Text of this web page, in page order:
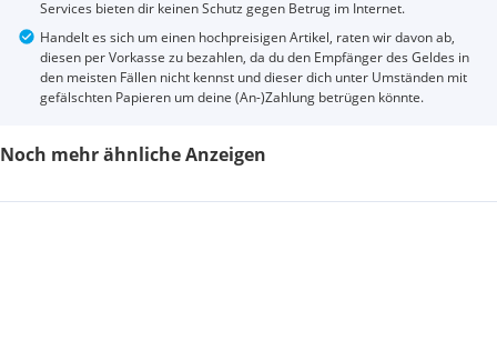
Services bieten dir keinen Schutz gegen Betrug im Internet.
Handelt es sich um einen hochpreisigen Artikel, raten wir davon ab,
diesen per Vorkasse zu bezahlen, da du den Empfänger des Geldes in
den meisten Fällen nicht kennst und dieser dich unter Umständen mit
gefälschten Papieren um deine (An-)Zahlung betrügen könnte.
Noch mehr ähnliche Anzeigen